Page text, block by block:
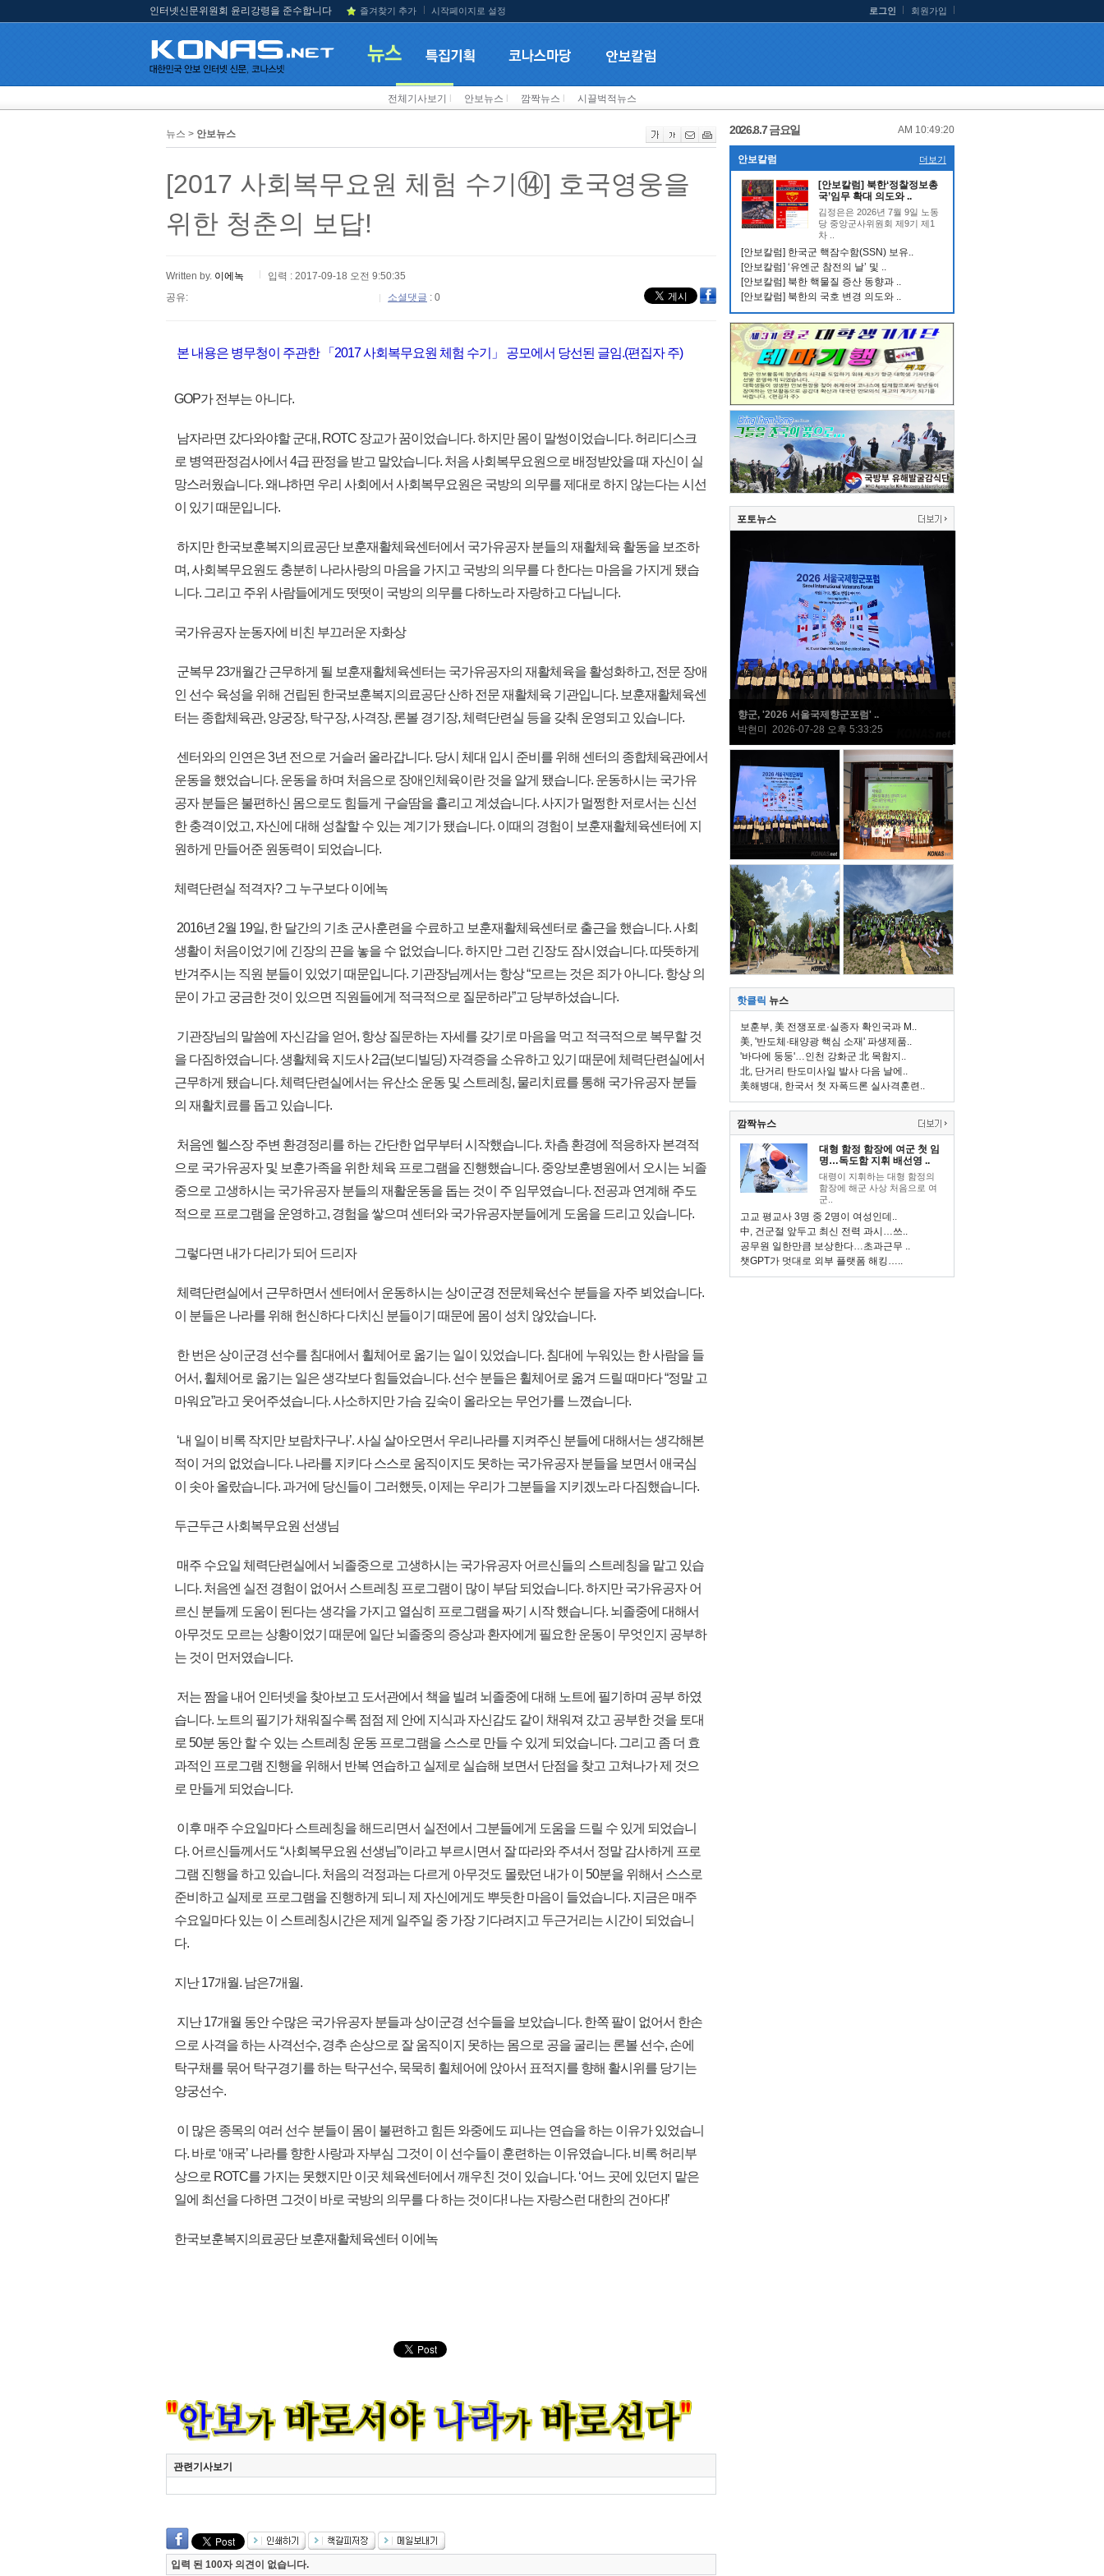
인터넷신문위원회 윤리강령을 준수합니다 즐겨찾기 추가 시작페이지로 설정 로그인 회원가입
전체기사보기 안보뉴스 깜짝뉴스 시끌벅적뉴스
뉴스 > 안보뉴스
[2017 사회복무요원 체험 수기⑭] 호국영웅을
위한 청춘의 보답!
Written by. 이에녹
입력 : 2017-09-18 오전 9:50:35
공유:
소셜댓글 : 0
본 내용은 병무청이 주관한 「2017 사회복무요원 체험 수기」 공모에서 당선된 글임.(편집자 주)
GOP가 전부는 아니다.
남자라면 갔다와야할 군대, ROTC 장교가 꿈이었습니다. 하지만 몸이 말썽이었습니다. 허리디스크
로 병역판정검사에서 4급 판정을 받고 말았습니다. 처음 사회복무요원으로 배정받았을 때 자신이 실
망스러웠습니다. 왜냐하면 우리 사회에서 사회복무요원은 국방의 의무를 제대로 하지 않는다는 시선
이 있기 때문입니다.
하지만 한국보훈복지의료공단 보훈재활체육센터에서 국가유공자 분들의 재활체육 활동을 보조하
며, 사회복무요원도 충분히 나라사랑의 마음을 가지고 국방의 의무를 다 한다는 마음을 가지게 됐습
니다. 그리고 주위 사람들에게도 떳떳이 국방의 의무를 다하노라 자랑하고 다닙니다.
국가유공자 눈동자에 비친 부끄러운 자화상
군복무 23개월간 근무하게 될 보훈재활체육센터는 국가유공자의 재활체육을 활성화하고, 전문 장애
인 선수 육성을 위해 건립된 한국보훈복지의료공단 산하 전문 재활체육 기관입니다. 보훈재활체육센
터는 종합체육관, 양궁장, 탁구장, 사격장, 론볼 경기장, 체력단련실 등을 갖춰 운영되고 있습니다.
센터와의 인연은 3년 전으로 거슬러 올라갑니다. 당시 체대 입시 준비를 위해 센터의 종합체육관에서
운동을 했었습니다. 운동을 하며 처음으로 장애인체육이란 것을 알게 됐습니다. 운동하시는 국가유
공자 분들은 불편하신 몸으로도 힘들게 구슬땀을 흘리고 계셨습니다. 사지가 멀쩡한 저로서는 신선
한 충격이었고, 자신에 대해 성찰할 수 있는 계기가 됐습니다. 이때의 경험이 보훈재활체육센터에 지
원하게 만들어준 원동력이 되었습니다.
체력단련실 적격자? 그 누구보다 이에녹
2016년 2월 19일, 한 달간의 기초 군사훈련을 수료하고 보훈재활체육센터로 출근을 했습니다. 사회
생활이 처음이었기에 긴장의 끈을 놓을 수 없었습니다. 하지만 그런 긴장도 잠시였습니다. 따뜻하게
반겨주시는 직원 분들이 있었기 때문입니다. 기관장님께서는 항상 “모르는 것은 죄가 아니다. 항상 의
문이 가고 궁금한 것이 있으면 직원들에게 적극적으로 질문하라”고 당부하셨습니다.
기관장님의 말씀에 자신감을 얻어, 항상 질문하는 자세를 갖기로 마음을 먹고 적극적으로 복무할 것
을 다짐하였습니다. 생활체육 지도사 2급(보디빌딩) 자격증을 소유하고 있기 때문에 체력단련실에서
근무하게 됐습니다. 체력단련실에서는 유산소 운동 및 스트레칭, 물리치료를 통해 국가유공자 분들
의 재활치료를 돕고 있습니다.
처음엔 헬스장 주변 환경정리를 하는 간단한 업무부터 시작했습니다. 차츰 환경에 적응하자 본격적
으로 국가유공자 및 보훈가족을 위한 체육 프로그램을 진행했습니다. 중앙보훈병원에서 오시는 뇌졸
중으로 고생하시는 국가유공자 분들의 재활운동을 돕는 것이 주 임무였습니다. 전공과 연계해 주도
적으로 프로그램을 운영하고, 경험을 쌓으며 센터와 국가유공자분들에게 도움을 드리고 있습니다.
그렇다면 내가 다리가 되어 드리자
체력단련실에서 근무하면서 센터에서 운동하시는 상이군경 전문체육선수 분들을 자주 뵈었습니다.
이 분들은 나라를 위해 헌신하다 다치신 분들이기 때문에 몸이 성치 않았습니다.
한 번은 상이군경 선수를 침대에서 휠체어로 옮기는 일이 있었습니다. 침대에 누워있는 한 사람을 들
어서, 휠체어로 옮기는 일은 생각보다 힘들었습니다. 선수 분들은 휠체어로 옮겨 드릴 때마다 “정말 고
마워요”라고 웃어주셨습니다. 사소하지만 가슴 깊숙이 올라오는 무언가를 느꼈습니다.
‘내 일이 비록 작지만 보람차구나’. 사실 살아오면서 우리나라를 지켜주신 분들에 대해서는 생각해본
적이 거의 없었습니다. 나라를 지키다 스스로 움직이지도 못하는 국가유공자 분들을 보면서 애국심
이 솟아 올랐습니다. 과거에 당신들이 그러했듯, 이제는 우리가 그분들을 지키겠노라 다짐했습니다.
두근두근 사회복무요원 선생님
매주 수요일 체력단련실에서 뇌졸중으로 고생하시는 국가유공자 어르신들의 스트레칭을 맡고 있습
니다. 처음엔 실전 경험이 없어서 스트레칭 프로그램이 많이 부담 되었습니다. 하지만 국가유공자 어
르신 분들께 도움이 된다는 생각을 가지고 열심히 프로그램을 짜기 시작 했습니다. 뇌졸중에 대해서
아무것도 모르는 상황이었기 때문에 일단 뇌졸중의 증상과 환자에게 필요한 운동이 무엇인지 공부하
는 것이 먼저였습니다.
저는 짬을 내어 인터넷을 찾아보고 도서관에서 책을 빌려 뇌졸중에 대해 노트에 필기하며 공부 하였
습니다. 노트의 필기가 채워질수록 점점 제 안에 지식과 자신감도 같이 채워져 갔고 공부한 것을 토대
로 50분 동안 할 수 있는 스트레칭 운동 프로그램을 스스로 만들 수 있게 되었습니다. 그리고 좀 더 효
과적인 프로그램 진행을 위해서 반복 연습하고 실제로 실습해 보면서 단점을 찾고 고쳐나가 제 것으
로 만들게 되었습니다.
이후 매주 수요일마다 스트레칭을 해드리면서 실전에서 그분들에게 도움을 드릴 수 있게 되었습니
다. 어르신들께서도 “사회복무요원 선생님”이라고 부르시면서 잘 따라와 주셔서 정말 감사하게 프로
그램 진행을 하고 있습니다. 처음의 걱정과는 다르게 아무것도 몰랐던 내가 이 50분을 위해서 스스로
준비하고 실제로 프로그램을 진행하게 되니 제 자신에게도 뿌듯한 마음이 들었습니다. 지금은 매주
수요일마다 있는 이 스트레칭시간은 제게 일주일 중 가장 기다려지고 두근거리는 시간이 되었습니
다.
지난 17개월. 남은7개월.
지난 17개월 동안 수많은 국가유공자 분들과 상이군경 선수들을 보았습니다. 한쪽 팔이 없어서 한손
으로 사격을 하는 사격선수, 경추 손상으로 잘 움직이지 못하는 몸으로 공을 굴리는 론볼 선수, 손에
탁구채를 묶어 탁구경기를 하는 탁구선수, 묵묵히 휠체어에 앉아서 표적지를 향해 활시위를 당기는
양궁선수.
이 많은 종목의 여러 선수 분들이 몸이 불편하고 힘든 와중에도 피나는 연습을 하는 이유가 있었습니
다. 바로 ‘애국’ 나라를 향한 사랑과 자부심 그것이 이 선수들이 훈련하는 이유였습니다. 비록 허리부
상으로 ROTC를 가지는 못했지만 이곳 체육센터에서 깨우친 것이 있습니다. ‘어느 곳에 있던지 맡은
일에 최선을 다하면 그것이 바로 국방의 의무를 다 하는 것이다! 나는 자랑스런 대한의 건아다!’
한국보훈복지의료공단 보훈재활체육센터 이에녹
관련기사보기
입력 된 100자 의견이 없습니다.
2026.8.7 금요일 AM 10:49:20
안보칼럼 더보기
[안보칼럼] 북한‘정찰정보총
국’임무 확대 의도와 ..
김정은은 2026년 7월 9일 노동
당 중앙군사위원회 제9기 제1
차 ..
[안보칼럼] 한국군 핵잠수함(SSN) 보유..
[안보칼럼] ‘유엔군 참전의 날’ 및 ..
[안보칼럼] 북한 핵물질 증산 동향과 ..
[안보칼럼] 북한의 국호 변경 의도와 ..
포토뉴스
향군, '2026 서울국제향군포럼' ..
박현미 2026-07-28 오후 5:33:25
핫클릭 뉴스
보훈부, 美 전쟁포로·실종자 확인국과 M..
美, '반도체·태양광 핵심 소재' 파생제품..
'바다에 둥둥'…인천 강화군 北 목함지..
北, 단거리 탄도미사일 발사 다음 날에..
美해병대, 한국서 첫 자폭드론 실사격훈련..
깜짝뉴스
대형 함정 함장에 여군 첫 임
명…독도함 지휘 배선영 ..
대령이 지휘하는 대형 함정의
함장에 해군 사상 처음으로 여
군..
고교 평교사 3명 중 2명이 여성인데..
中, 건군절 앞두고 최신 전력 과시…쓰..
공무원 일한만큼 보상한다…초과근무 ..
챗GPT가 멋대로 외부 플랫폼 해킹…..